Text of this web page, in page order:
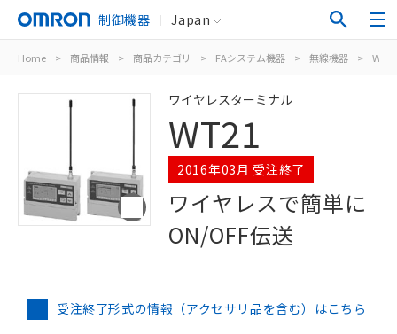
制御機器 Japan
Home > 商品情報 > 商品カテゴリ > FAシステム機器 > 無線機器 > WT21
ワイヤレスターミナル
WT21
2016年03月 受注終了
ワイヤレスで簡単に
ON/OFF伝送
受注終了形式の情報（アクセサリ品を含む）はこちら